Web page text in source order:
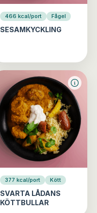
466 kcal/port Fågel
SESAMKYCKLING
377 kcal/port Kött
SVARTA LÅDANS
KÖTTBULLAR